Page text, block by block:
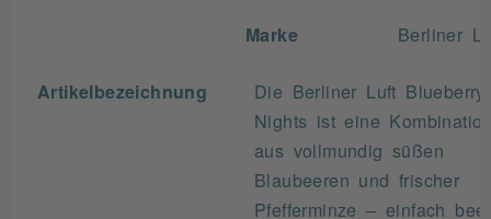
Marke Berliner
Artikelbezeichnung
Die Berliner Luft Blueberry
Nights ist eine
aus vollmundig süßen
Blaubeeren und frischer
Pfefferminze – einfach